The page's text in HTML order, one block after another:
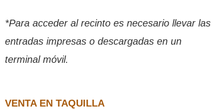
*Para acceder al recinto es necesario llevar las
entradas impresas o descargadas en un
terminal móvil.
VENTA EN TAQUILLA